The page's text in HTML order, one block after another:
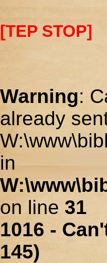
[TEP STOP]
Warning:
already
in
on line 31
1016 -
145)